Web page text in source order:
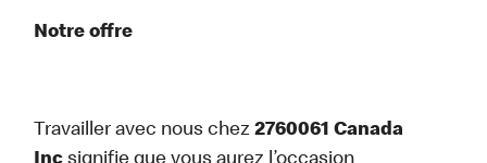
Notre offre
Travailler avec nous chez2760061 Canada